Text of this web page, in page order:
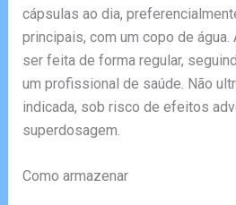
cápsulas ao dia,
principais, com um copo de
ser feita de forma regular,
um profissional de saúde. Não
indicada, sob risco de efeitos
superdosagem.
Como armazenar